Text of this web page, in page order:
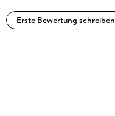
Erste Bewertung schreiben